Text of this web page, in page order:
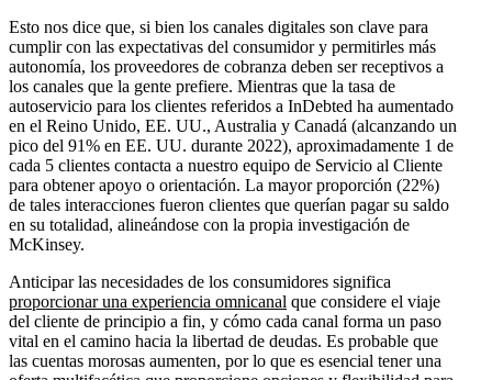
Esto nos dice que, si bien los canales digitales son clave para
cumplir con las expectativas del consumidor y permitirles más
autonomía, los proveedores de cobranza deben ser receptivos a
los canales que la gente prefiere. Mientras que la tasa de
autoservicio para los clientes referidos a InDebted ha aumentado
en el Reino Unido, EE. UU., Australia y Canadá (alcanzando un
pico del 91% en EE. UU. durante 2022), aproximadamente 1 de
cada 5 clientes contacta a nuestro equipo de Servicio al Cliente
para obtener apoyo o orientación. La mayor proporción (22%)
de tales interacciones fueron clientes que querían pagar su saldo
en su totalidad, alineándose con la propia investigación de
McKinsey.
Anticipar las necesidades de los consumidores significa
proporcionar una experiencia omnicanal que considere el viaje
del cliente de principio a fin, y cómo cada canal forma un paso
vital en el camino hacia la libertad de deudas. Es probable que
las cuentas morosas aumenten, por lo que es esencial tener una